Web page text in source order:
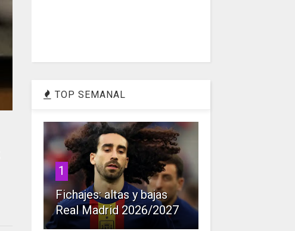
TOP SEMANAL
1
Fichajes: altas y bajas
Real Madrid 2026/2027